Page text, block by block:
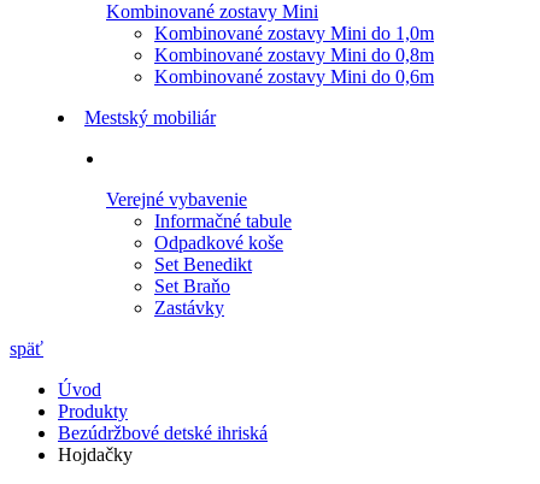
Kombinované zostavy Mini
Kombinované zostavy Mini do 1,0m
Kombinované zostavy Mini do 0,8m
Kombinované zostavy Mini do 0,6m
Mestský mobiliár
Verejné vybavenie
Informačné tabule
Odpadkové koše
Set Benedikt
Set Braňo
Zastávky
späť
Úvod
Produkty
Bezúdržbové detské ihriská
Hojdačky